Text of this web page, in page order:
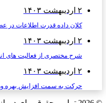
۲ اردیبهشت ۱۴۰۳
کلان داده قدرت اطلاعات در
۲ اردیبهشت ۱۴۰۳
شرح مختصری از فعالیت های
۲ اردیبهشت ۱۴۰۳
حرکت به سمت افزایش بهره